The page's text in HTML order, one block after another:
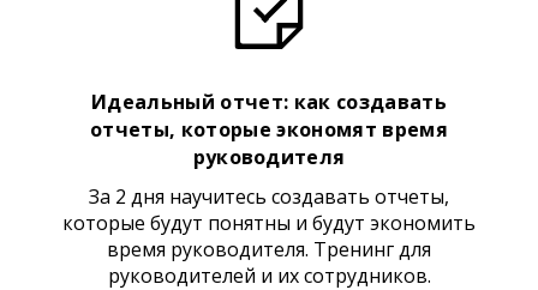
Идеальный отчет: как создавать
отчеты, которые экономят время
руководителя
За 2 дня научитесь создавать отчеты,
которые будут понятны и будут экономить
время руководителя. Тренинг для
руководителей и их сотрудников.